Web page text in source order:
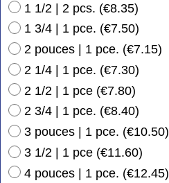
1 1/2 | 2 pcs. (€8.35)
1 3/4 | 1 pce. (€7.50)
2 pouces | 1 pce. (€7.15)
2 1/4 | 1 pce. (€7.30)
2 1/2 | 1 pce (€7.80)
2 3/4 | 1 pce. (€8.40)
3 pouces | 1 pce. (€10.50)
3 1/2 | 1 pce (€11.60)
4 pouces | 1 pce. (€12.45)